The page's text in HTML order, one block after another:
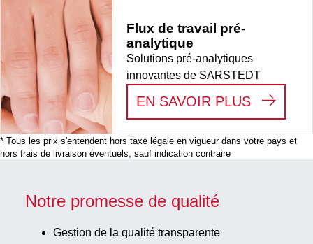
Flux de travail pré-
analytique
Solutions pré-analytiques
innovantes de SARSTEDT
EN SAVOIR PLUS: FLUX
* Tous les prix s'entendent hors taxe légale en vigueur dans votre pays et
hors frais de livraison éventuels, sauf indication contraire
Notre promesse de qualité
Gestion de la qualité transparente